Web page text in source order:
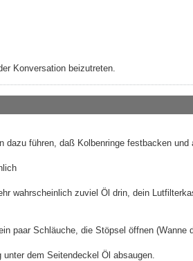
Konversation beizutreten.
dazu führen, daß Kolbenringe festbacken
wahrscheinlich zuviel Öl drin, dein
paar Schläuche, die Stöpsel öffnen (Wanne
dem Seitendeckel Öl absaugen.